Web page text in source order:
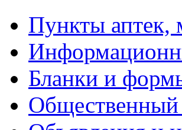
Пункты аптек,
Бланки и
Общественный